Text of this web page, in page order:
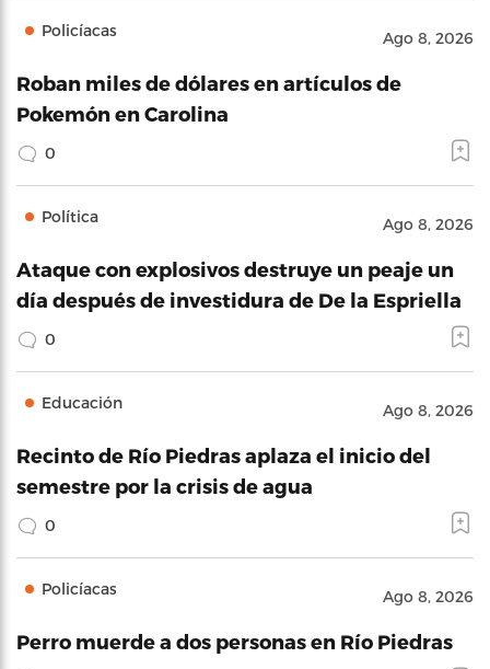
Policíacas Ago 8, 2026
Roban miles de dólares en artículos de
Pokemón en Carolina
0
Política Ago 8, 2026
Ataque con explosivos destruye un peaje un
día después de investidura de De la Espriella
0
Educación Ago 8, 2026
Recinto de Río Piedras aplaza el inicio del
semestre por la crisis de agua
0
Policíacas Ago 8, 2026
Perro muerde a dos personas en Río Piedras